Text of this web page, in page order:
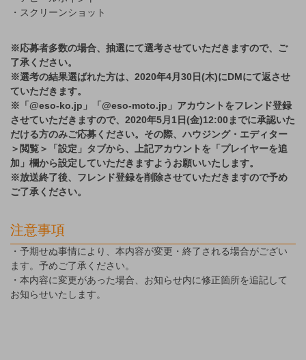
・スクリーンショット
※応募者多数の場合、抽選にて選考させていただきますので、ご
了承ください。
※選考の結果選ばれた方は、2020年4月30日(木)にDMにて返させ
ていただきます。
※「@eso-ko.jp」「@eso-moto.jp」アカウントをフレンド登録
させていただきますので、2020年5月1日(金)12:00までに承認いた
だける方のみご応募ください。その際、ハウジング・エディター
＞閲覧＞「設定」タブから、上記アカウントを「プレイヤーを追
加」欄から設定していただきますようお願いいたします。
※放送終了後、フレンド登録を削除させていただきますので予め
ご了承ください。
注意事項
・予期せぬ事情により、本内容が変更・終了される場合がござい
ます。予めご了承ください。
・本内容に変更があった場合、お知らせ内に修正箇所を追記して
お知らせいたします。